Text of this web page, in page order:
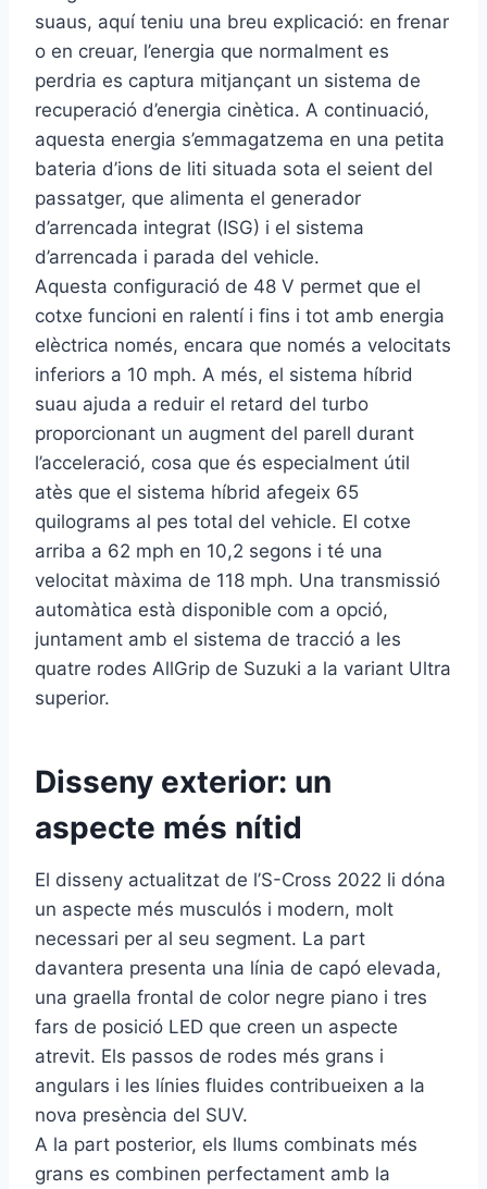
suaus, aquí teniu una breu explicació: en frenar
o en creuar, l’energia que normalment es
perdria es captura mitjançant un sistema de
recuperació d’energia cinètica. A continuació,
aquesta energia s’emmagatzema en una petita
bateria d’ions de liti situada sota el seient del
passatger, que alimenta el generador
d’arrencada integrat (ISG) i el sistema
d’arrencada i parada del vehicle.
Aquesta configuració de 48 V permet que el
cotxe funcioni en ralentí i fins i tot amb energia
elèctrica només, encara que només a velocitats
inferiors a 10 mph. A més, el sistema híbrid
suau ajuda a reduir el retard del turbo
proporcionant un augment del parell durant
l’acceleració, cosa que és especialment útil
atès que el sistema híbrid afegeix 65
quilograms al pes total del vehicle. El cotxe
arriba a 62 mph en 10,2 segons i té una
velocitat màxima de 118 mph. Una transmissió
automàtica està disponible com a opció,
juntament amb el sistema de tracció a les
quatre rodes AllGrip de Suzuki a la variant Ultra
superior.
Disseny exterior: un
aspecte més nítid
El disseny actualitzat de l’S-Cross 2022 li dóna
un aspecte més musculós i modern, molt
necessari per al seu segment. La part
davantera presenta una línia de capó elevada,
una graella frontal de color negre piano i tres
fars de posició LED que creen un aspecte
atrevit. Els passos de rodes més grans i
angulars i les línies fluides contribueixen a la
nova presència del SUV.
A la part posterior, els llums combinats més
grans es combinen perfectament amb la